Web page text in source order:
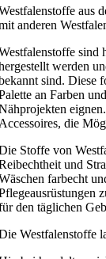
aus
anderen
sind
werden
sind. Diese
an Farben
die
Stoffe von
und
farbecht
den täglichen
Westfalenstoffe